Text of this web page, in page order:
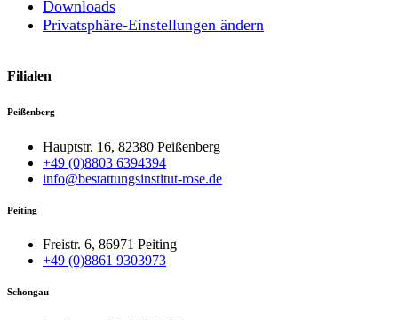
Downloads
Privatsphäre-Einstellungen ändern
Filialen
Peißenberg
Hauptstr. 16, 82380 Peißenberg
+49 (0)8803 6394394
info@bestattungsinstitut-rose.de
Peiting
Freistr. 6, 86971 Peiting
+49 (0)8861 9303973
Schongau